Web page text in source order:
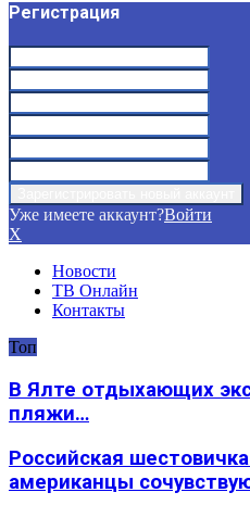
Регистрация
Уже имеете аккаунт?Войти
X
Новости
ТВ Онлайн
Контакты
Топ
В Ялте отдыхающих
пляжи…
Российская
американцы